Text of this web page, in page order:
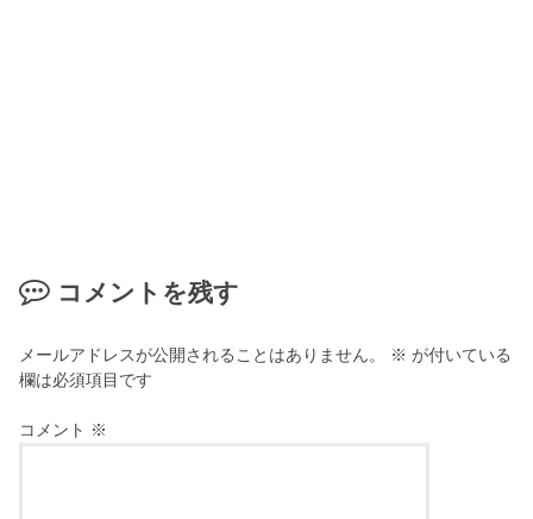
コメントを残す
メールアドレスが公開されることはありません。 ※ が付いている
欄は必須項目です
コメント ※